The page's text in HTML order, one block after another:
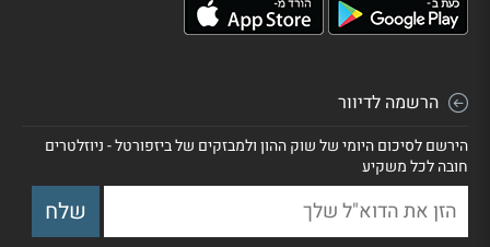
הרשמה לדיוור
הירשם לסיכום היומי של שוק ההון ולמבזקים של ביזפורטל - ניוזלטרים
חובה לכל משקיע